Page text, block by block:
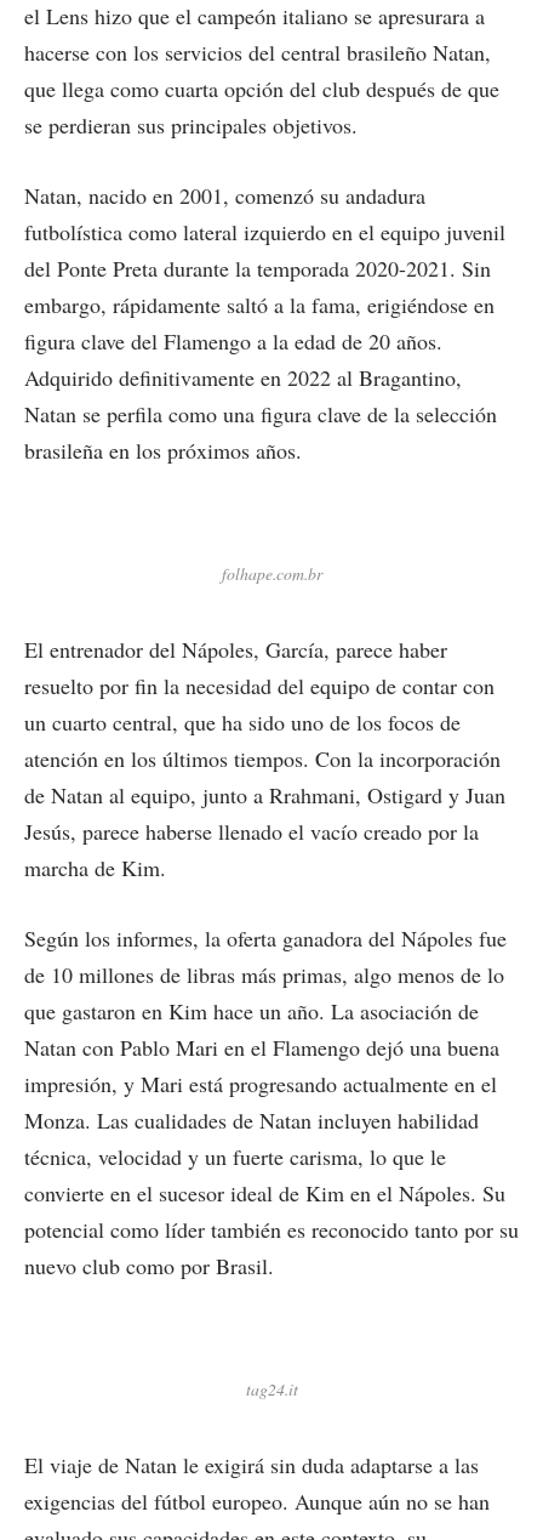
el Lens hizo que el campeón italiano se apresurara a
hacerse con los servicios del central brasileño Natan,
que llega como cuarta opción del club después de que
se perdieran sus principales objetivos.
Natan, nacido en 2001, comenzó su andadura
futbolística como lateral izquierdo en el equipo juvenil
del Ponte Preta durante la temporada 2020-2021. Sin
embargo, rápidamente saltó a la fama, erigiéndose en
figura clave del Flamengo a la edad de 20 años.
Adquirido definitivamente en 2022 al Bragantino,
Natan se perfila como una figura clave de la selección
brasileña en los próximos años.
folhape.com.br
El entrenador del Nápoles, García, parece haber
resuelto por fin la necesidad del equipo de contar con
un cuarto central, que ha sido uno de los focos de
atención en los últimos tiempos. Con la incorporación
de Natan al equipo, junto a Rrahmani, Ostigard y Juan
Jesús, parece haberse llenado el vacío creado por la
marcha de Kim.
Según los informes, la oferta ganadora del Nápoles fue
de 10 millones de libras más primas, algo menos de lo
que gastaron en Kim hace un año. La asociación de
Natan con Pablo Mari en el Flamengo dejó una buena
impresión, y Mari está progresando actualmente en el
Monza. Las cualidades de Natan incluyen habilidad
técnica, velocidad y un fuerte carisma, lo que le
convierte en el sucesor ideal de Kim en el Nápoles. Su
potencial como líder también es reconocido tanto por su
nuevo club como por Brasil.
tag24.it
El viaje de Natan le exigirá sin duda adaptarse a las
exigencias del fútbol europeo. Aunque aún no se han